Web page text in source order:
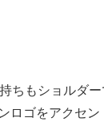
ちもショルダ
ロゴをアクセ